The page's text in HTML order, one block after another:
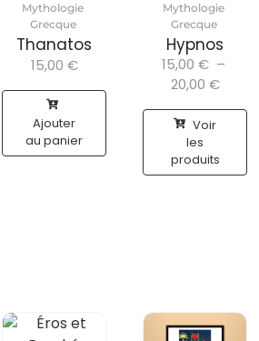
Mythologie
Grecque
Thanatos
15,00 €
Ajouter
au panier
Mythologie
Grecque
Hypnos
15,00 € –
20,00 €
Voir
les
produits